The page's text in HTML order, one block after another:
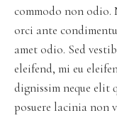
commodo non odio.
orci ante
amet odio. Sed
eleifend, mi eu
dignissim neque elit
posuere lacinia non